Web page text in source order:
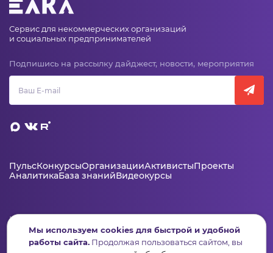
Сервис для некоммерческих организаций
и социальных предпринимателей
Подпишись на рассылку дайджест, новости, мероприятия
ПульсКонкурсыОрганизацииАктивистыПроекты
АналитикаБаза знанийВидеокурсы
Контакты
+7 (346) 735-11-30
Мы используем cookies для быстрой и удобной
работы сайта. Продолжая пользоваться сайтом, вы